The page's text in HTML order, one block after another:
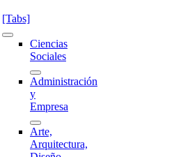
[Tabs]
Ciencias
Sociales
Administración
y
Empresa
Arte,
Arquitectura,